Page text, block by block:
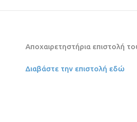
Αποχαιρετηστήρια επιστολή
Διαβάστε την επιστολή εδώ